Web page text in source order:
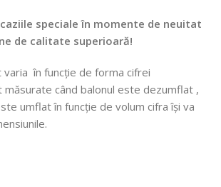
speciale în momente de neuitat
de calitate superioară!
în funcție de forma cifrei
măsurate când balonul este dezumflat ,
umflat în funcție de volum cifra își va